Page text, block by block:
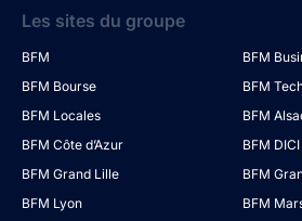
Les sites du groupe
BFM
BFM
BFM Bourse
BFM
BFM Locales
BFM
BFM Côte d’Azur
BFM DICI
BFM Grand Lille
BFM
BFM Lyon
BFM